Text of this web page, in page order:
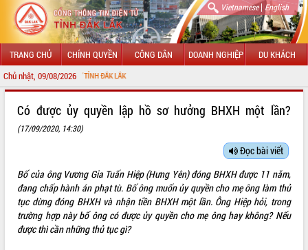
Vietnamese| English
TRANG CHỦ CHÍNH QUYỀN CÔNG DÂN DOANH NGHIỆP DU KHÁCH
Chủ nhật, 09/08/2026
TIN ĐIỆN TỬ TỈNH ĐẮK LẮK
LÃNH ĐẠO UBND TỈNH
SỞ, BAN, NGÀNH
UBND CÁC XÃ, PHƯỜNG
Có được ủy quyền lập hồ sơ hưởng BHXH một lần?
(17/09/2020, 14:30)
Đọc bài viết
Bố của ông Vương Gia Tuấn Hiệp (Hưng Yên) đóng BHXH được 11 năm,
đang chấp hành án phạt tù. Bố ông muốn ủy quyền cho mẹ ông làm thủ
tục dừng đóng BHXH và nhận tiền BHXH một lần. Ông Hiệp hỏi, trong
trường hợp này bố ông có được ủy quyền cho mẹ ông hay không? Nếu
được thì cần những thủ tục gì?